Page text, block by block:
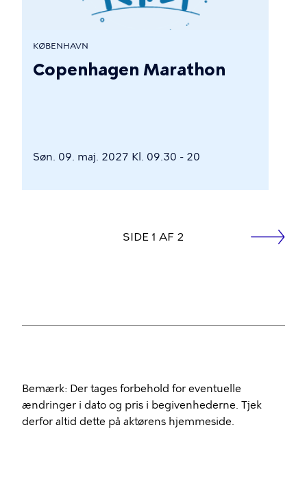
KØBENHAVN
Copenhagen Marathon
Søn. 09. maj. 2027 Kl. 09.30 - 20
SIDE 1 AF 2 Næste
Bemærk: Der tages forbehold for eventuelle
ændringer i dato og pris i begivenhederne. Tjek
derfor altid dette på aktørens hjemmeside.